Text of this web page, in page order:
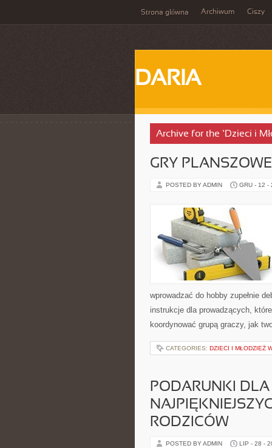
Strona główna Archiwum Ciszy
DARIA
Archive for the ‘Dzieci i
GRY
POSTED BY ADMIN GRU - 12 -
wprowadzać do hobby zupełnie
instrukcje dla prowadzących,
koordynować grupą graczy, jak
CATEGORIES: DZIECI I MŁODZIEŻ
PODARUNKI DLA
RODZICÓW
POSTED BY ADMIN LIP - 28 -